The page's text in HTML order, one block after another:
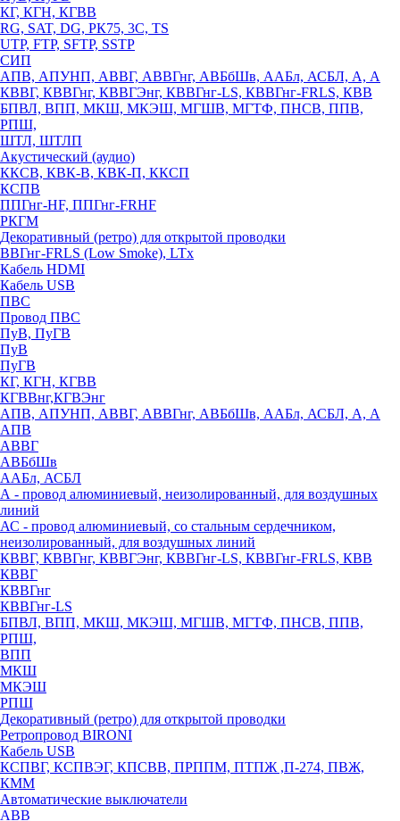
КГ, КГН, КГВВ
RG, SAT, DG, РК75, 3С, TS
UTP, FTP, SFTP, SSTP
СИП
АПВ, АПУНП, АВВГ, АВВГнг, АВБбШв, ААБл, АСБЛ, А, А
КВВГ, КВВГнг, КВВГЭнг, КВВГнг-LS, КВВГнг-FRLS, КВВ
БПВЛ, ВПП, МКШ, МКЭШ, МГШВ, МГТФ, ПНСВ, ППВ,
РПШ,
ШТЛ, ШТЛП
Акустический (аудио)
ККСВ, КВК-В, КВК-П, ККСП
КСПВ
ППГнг-HF, ППГнг-FRHF
РКГМ
Декоративный (ретро) для открытой проводки
ВВГнг-FRLS (Low Smoke), LTx
Кабель HDMI
Кабель USB
ПВС
Провод ПВС
ПуВ, ПуГВ
ПуВ
ПуГВ
КГ, КГН, КГВВ
КГВВнг,КГВЭнг
АПВ, АПУНП, АВВГ, АВВГнг, АВБбШв, ААБл, АСБЛ, А, А
АПВ
АВВГ
АВБбШв
ААБл, АСБЛ
А - провод алюминиевый, неизолированный, для воздушных
линий
АС - провод алюминиевый, со стальным сердечником,
неизолированный, для воздушных линий
КВВГ, КВВГнг, КВВГЭнг, КВВГнг-LS, КВВГнг-FRLS, КВВ
КВВГ
КВВГнг
КВВГнг-LS
БПВЛ, ВПП, МКШ, МКЭШ, МГШВ, МГТФ, ПНСВ, ППВ,
РПШ,
ВПП
МКШ
МКЭШ
РПШ
Декоративный (ретро) для открытой проводки
Ретропровод BIRONI
Кабель USB
КСПВГ, КСПВЭГ, КПСВВ, ПРППМ, ПТПЖ ,П-274, ПВЖ,
КММ
Автоматические выключатели
ABB